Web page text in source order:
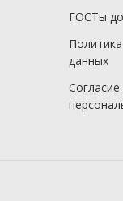
ГОСТы
данных